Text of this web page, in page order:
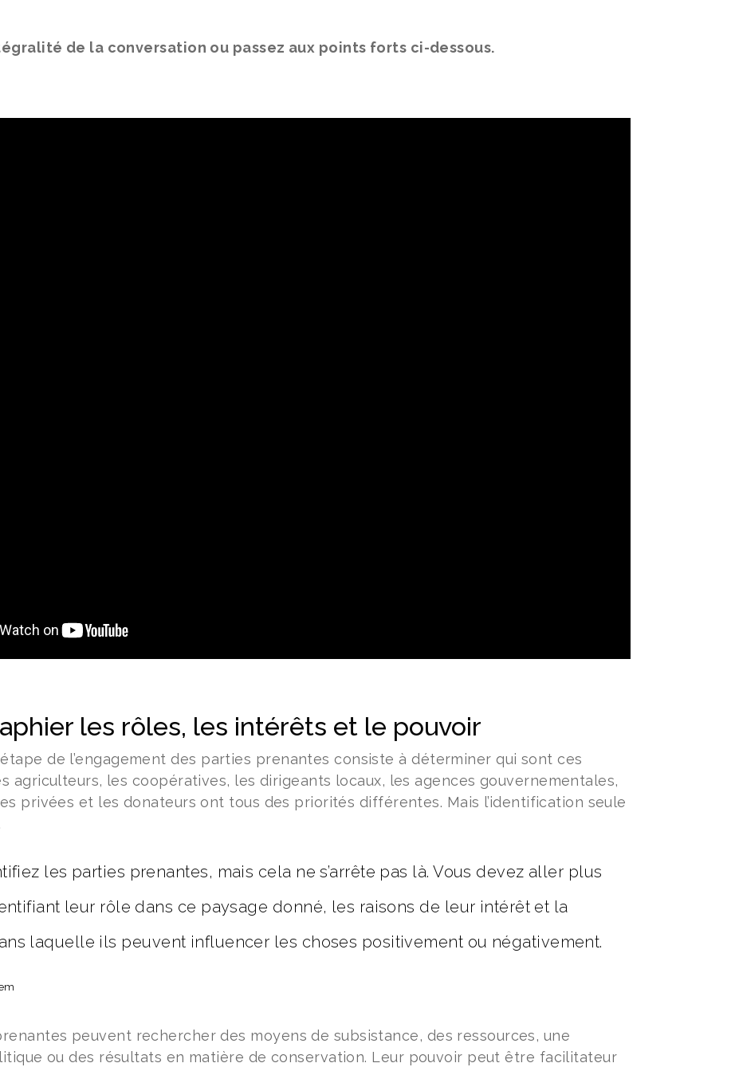
de la conversation ou passez aux points forts ci-dessous.
les rôles, les intérêts et le pouvoir
de l’engagement des parties prenantes consiste à déterminer qui sont ces
agriculteurs, les coopératives, les dirigeants locaux, les agences gouvernementales,
privées et les donateurs ont tous des priorités différentes. Mais l’identification seule
les parties prenantes, mais cela ne s’arrête pas là. Vous devez aller plus
leur rôle dans ce paysage donné, les raisons de leur intérêt et la
laquelle ils peuvent influencer les choses positivement ou négativement.
peuvent rechercher des moyens de subsistance, des ressources, une
ou des résultats en matière de conservation. Leur pouvoir peut être facilitateur